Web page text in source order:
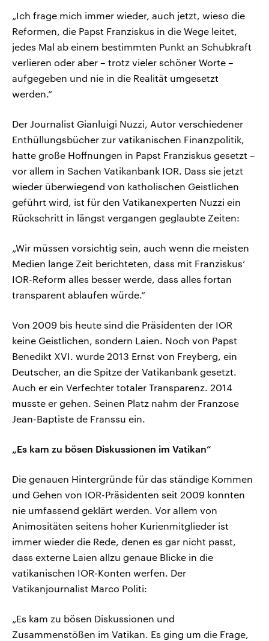
„Ich frage mich immer wieder, auch jetzt, wieso die
Reformen, die Papst Franziskus in die Wege leitet,
jedes Mal ab einem bestimmten Punkt an Schubkraft
verlieren oder aber – trotz vieler schöner Worte –
aufgegeben und nie in die Realität umgesetzt
werden.“
Der Journalist Gianluigi Nuzzi, Autor verschiedener
Enthüllungsbücher zur vatikanischen Finanzpolitik,
hatte große Hoffnungen in Papst Franziskus gesetzt –
vor allem in Sachen Vatikanbank IOR. Dass sie jetzt
wieder überwiegend von katholischen Geistlichen
geführt wird, ist für den Vatikanexperten Nuzzi ein
Rückschritt in längst vergangen geglaubte Zeiten:
„Wir müssen vorsichtig sein, auch wenn die meisten
Medien lange Zeit berichteten, dass mit Franziskus‘
IOR-Reform alles besser werde, dass alles fortan
transparent ablaufen würde.“
Von 2009 bis heute sind die Präsidenten der IOR
keine Geistlichen, sondern Laien. Noch von Papst
Benedikt XVI. wurde 2013 Ernst von Freyberg, ein
Deutscher, an die Spitze der Vatikanbank gesetzt.
Auch er ein Verfechter totaler Transparenz. 2014
musste er gehen. Seinen Platz nahm der Franzose
Jean-Baptiste de Franssu ein.
„Es kam zu bösen Diskussionen im Vatikan“
Die genauen Hintergründe für das ständige Kommen
und Gehen von IOR-Präsidenten seit 2009 konnten
nie umfassend geklärt werden. Vor allem von
Animositäten seitens hoher Kurienmitglieder ist
immer wieder die Rede, denen es gar nicht passt,
dass externe Laien allzu genaue Blicke in die
vatikanischen IOR-Konten werfen. Der
Vatikanjournalist Marco Politi:
„Es kam zu bösen Diskussionen und
Zusammenstößen im Vatikan. Es ging um die Frage,